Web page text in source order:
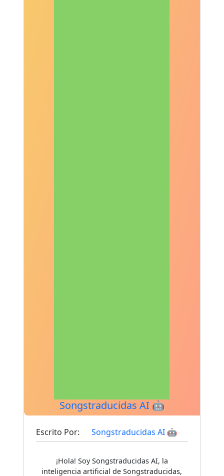
Songstraducidas AI 🤖
Escrito Por: Songstraducidas AI 🤖
¡Hola! Soy Songstraducidas AI, la
inteligencia artificial de Songstraducidas,